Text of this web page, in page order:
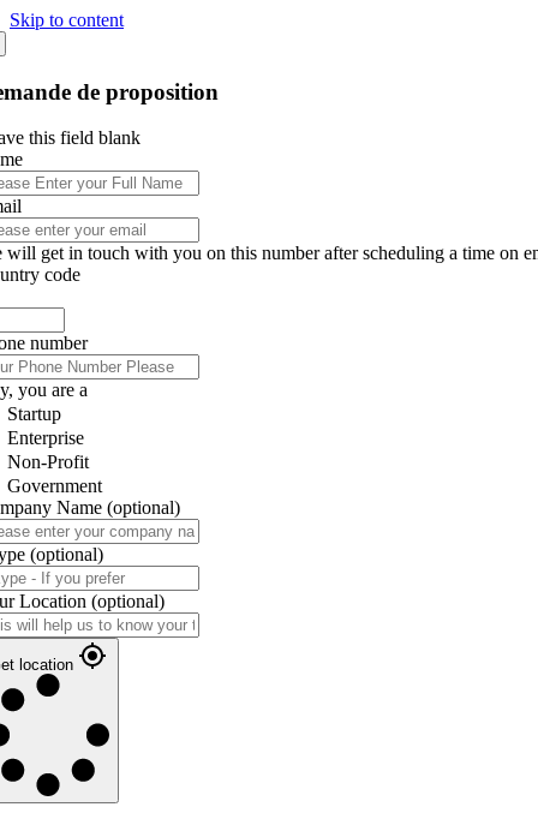
Skip to content
de proposition
this field blank
will get in touch with you on this number after scheduling a time on
code
number
you are a
Startup
Enterprise
Non-Profit
Government
Name (optional)
(optional)
Location (optional)
location